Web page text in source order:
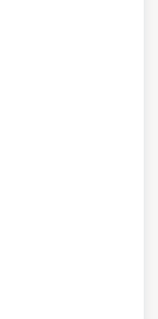
залива и
онлайн
план
кают, фото
Америки,
чтобы у них
путевки.
с
для себя